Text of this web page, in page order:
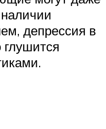
депрессия в